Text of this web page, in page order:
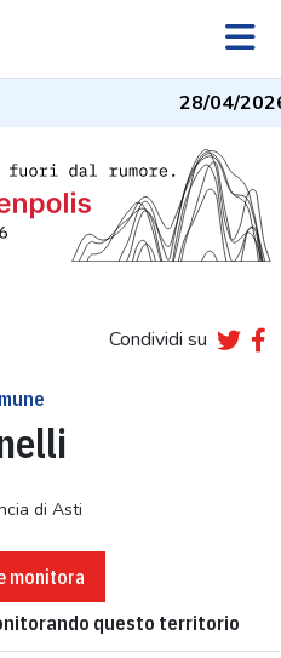
28/04/
Condividi su
di Asti
monitora
questo territorio